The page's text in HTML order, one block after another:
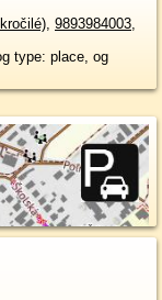
, 9893984003,
type: place, og